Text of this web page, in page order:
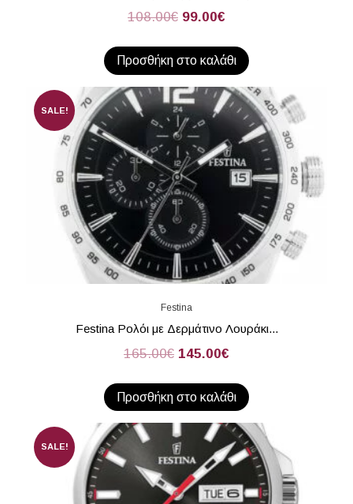
108.00€ 99.00€
Προσθήκη στο καλάθι
SALE!
Festina
Festina Ρολόι με Δερμάτινο Λουράκι...
165.00€ 145.00€
Προσθήκη στο καλάθι
SALE!